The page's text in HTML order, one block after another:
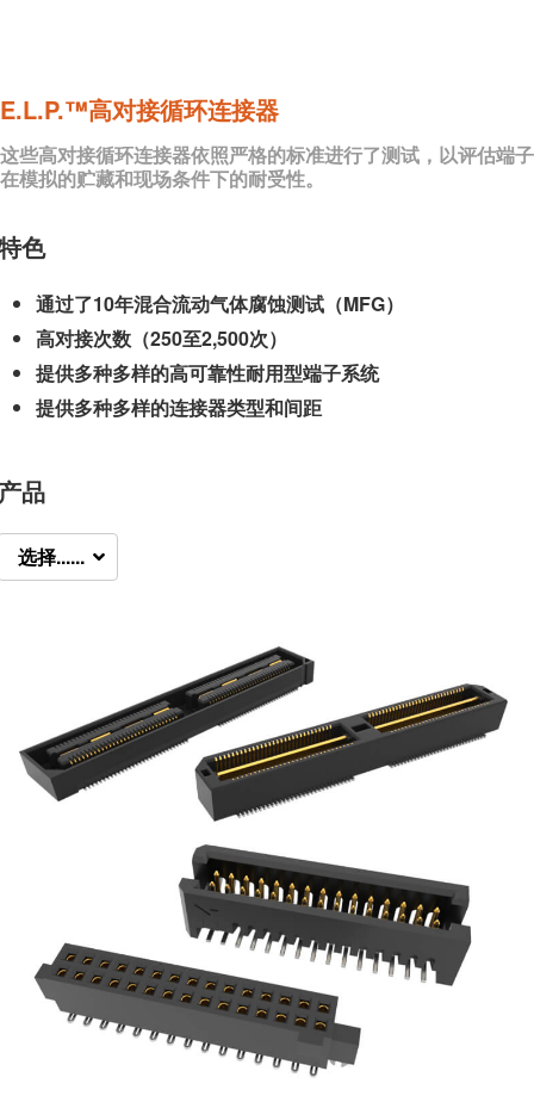
E.L.P.™高对接循环连接器
这些高对接循环连接器依照严格的标准进行了测试，以评估端子
在模拟的贮藏和现场条件下的耐受性。
色
通过了10年混合流动气体腐蚀测试（MFG）
高对接次数（250至2,500次）
提供多种多样的高可靠性耐用型端子系统
提供多种多样的连接器类型和间距
品
选择......